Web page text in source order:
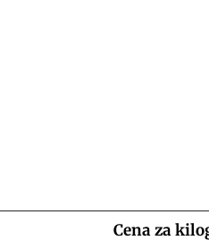
Cena za⁤